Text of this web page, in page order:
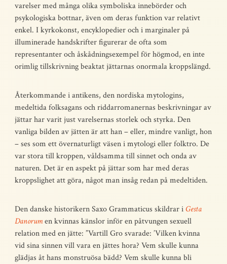
varelser med många olika symboliska innebörder och
psykologiska bottnar, även om deras funktion var relativt
enkel. I kyrkokonst, encyklopedier och i marginaler på
illuminerade handskrifter figurerar de ofta som
representanter och åskådningsexempel för högmod, en inte
orimlig tillskrivning beaktat jättarnas onormala kroppslängd.
Återkommande i antikens, den nordiska mytologins,
medeltida folksagans och riddarromanernas beskrivningar av
jättar har varit just varelsernas storlek och styrka. Den
vanliga bilden av jätten är att han – eller, mindre vanligt, hon
– ses som ett övernaturligt väsen i mytologi eller folktro. De
var stora till kroppen, våldsamma till sinnet och onda av
naturen. Det är en aspekt på jättar som har med deras
kroppslighet att göra, något man insåg redan på medeltiden.
Den danske historikern Saxo Grammaticus skildrar iGesta
Danorumen kvinnas känslor inför en påtvungen sexuell
relation med en jätte: ”Vartill Gro svarade: ’Vilken kvinna
vid sina sinnen vill vara en jättes hora? Vem skulle kunna
glädjas åt hans monstruösa bädd? Vem skulle kunna bli